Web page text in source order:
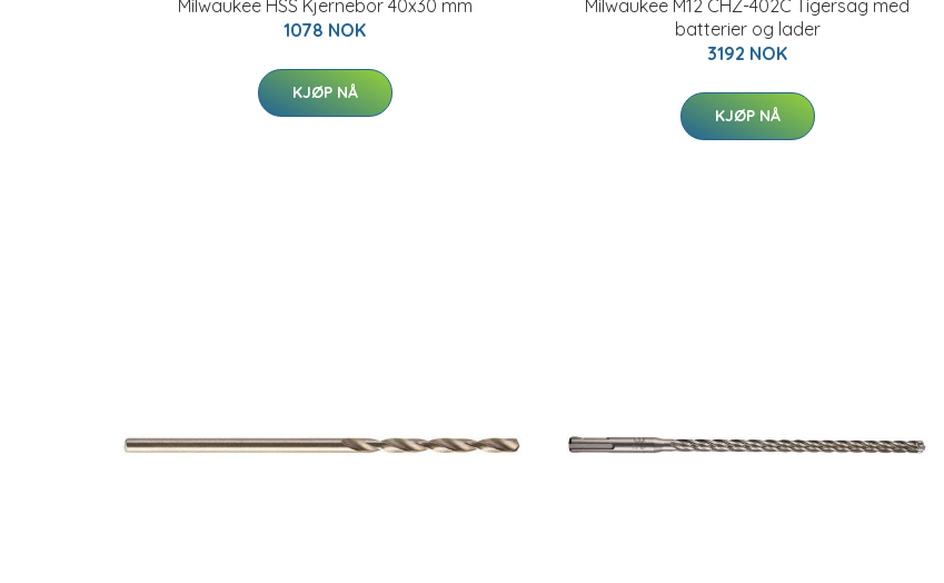
Milwaukee HSS Kjernebor 40x30 mm
1078 NOK
KJØP NÅ
Milwaukee M12 CHZ-402C Tigersag med
batterier og lader
3192 NOK
KJØP NÅ